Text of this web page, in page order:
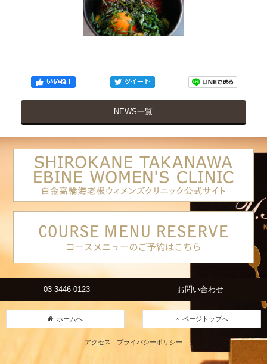
NEWS一覧
03-3446-0123 お問い合わせ
ホームへ ページトップへ
アクセス プライバシーポリシー